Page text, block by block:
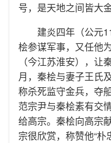
号，是天地之间皆大
建炎四年（公元
桧参谋军事，又任他
（今江苏淮安），
月，秦桧与妻子王氏
称杀死监守金兵，夺
范宗尹与秦桧素有交
给高宗。秦桧向高宗
宗很欣赏，称赞他“